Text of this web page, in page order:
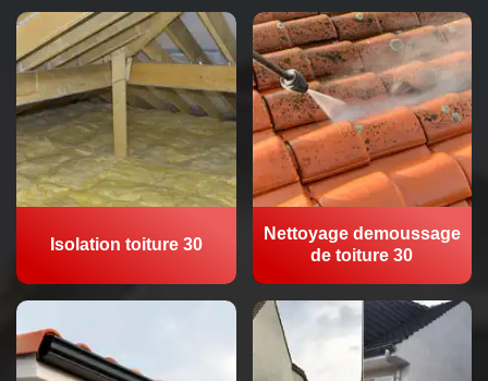
Isolation toiture 30
Nettoyage demoussage
de toiture 30